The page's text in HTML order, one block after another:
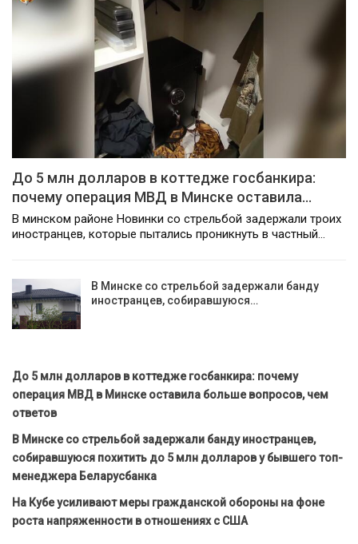
До 5 млн долларов в коттедже госбанкира:
почему операция МВД в Минске оставила…
В минском районе Новинки со стрельбой задержали троих
иностранцев, которые пытались проникнуть в частный…
В Минске со стрельбой задержали банду
иностранцев, собиравшуюся…
До 5 млн долларов в коттедже госбанкира: почему
операция МВД в Минске оставила больше вопросов, чем
ответов
В Минске со стрельбой задержали банду иностранцев,
собиравшуюся похитить до 5 млн долларов у бывшего топ-
менеджера Беларусбанка
На Кубе усиливают меры гражданской обороны на фоне
роста напряженности в отношениях с США